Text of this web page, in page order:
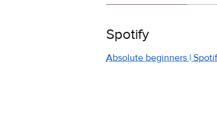
Spotify
Absolute beginners |